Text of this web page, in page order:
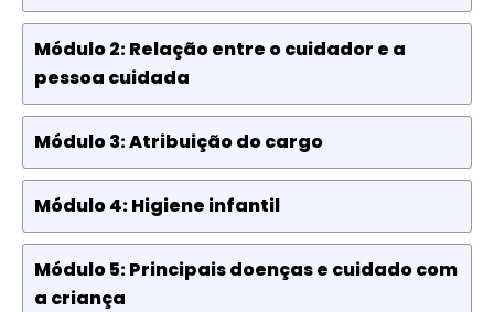
Módulo 2: Relação entre o cuidador e a
pessoa cuidada
Módulo 3: Atribuição do cargo
Módulo 4: Higiene infantil
Módulo 5: Principais doenças e cuidado com
a criança